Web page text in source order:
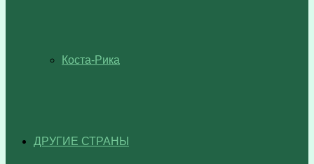
Коста-Рика
ДРУГИЕ СТРАНЫ